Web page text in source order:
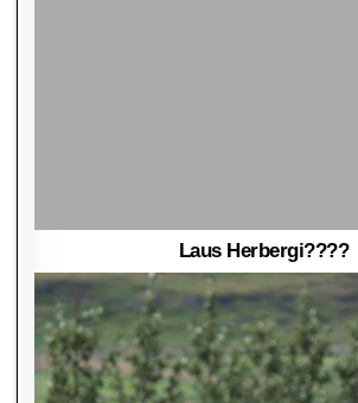
Laus Herbergi????